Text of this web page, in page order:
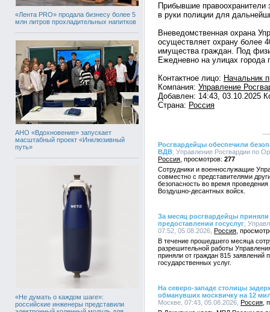
«Лента PRO» продала бизнесу более 5
млн литров прохладительных напитков
АНО «Вдохновение» запускает
масштабный проект «Инклюзивный
путь»
«Не думать о каждом шаге»:
российские инженеры представили
Прибывшие
в руки полиции для
Вневедомственная охрана
осуществляет охрану более
имущества граждан. Под
Ежедневно на улицах города
Контактное лицо: Начальник
Компания: Управление
Добавлен: 14:43, 03.10.2025
Страна: Россия
Росгвардейцы обеспечили
ВДВ , Управление Росгвардии по
Россия
277
Сотрудники и военнослужащие
совместно с представителями
безопасность во время
Воздушно-десантных войск.
За месяц росгвардейцы приняли
предоставлении госуслуг ,
07:52, 05.08.2026, Россия
В течение прошедшего месяца
разрешительной работы
приняли от граждан 815 заявлений
государственных услуг.
На северо-западе столицы
обманувших москвичку на 12
Москве, 07:43, 05.08.2026, Россия